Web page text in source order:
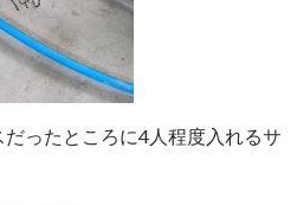
ったところに4人程度入れるサ